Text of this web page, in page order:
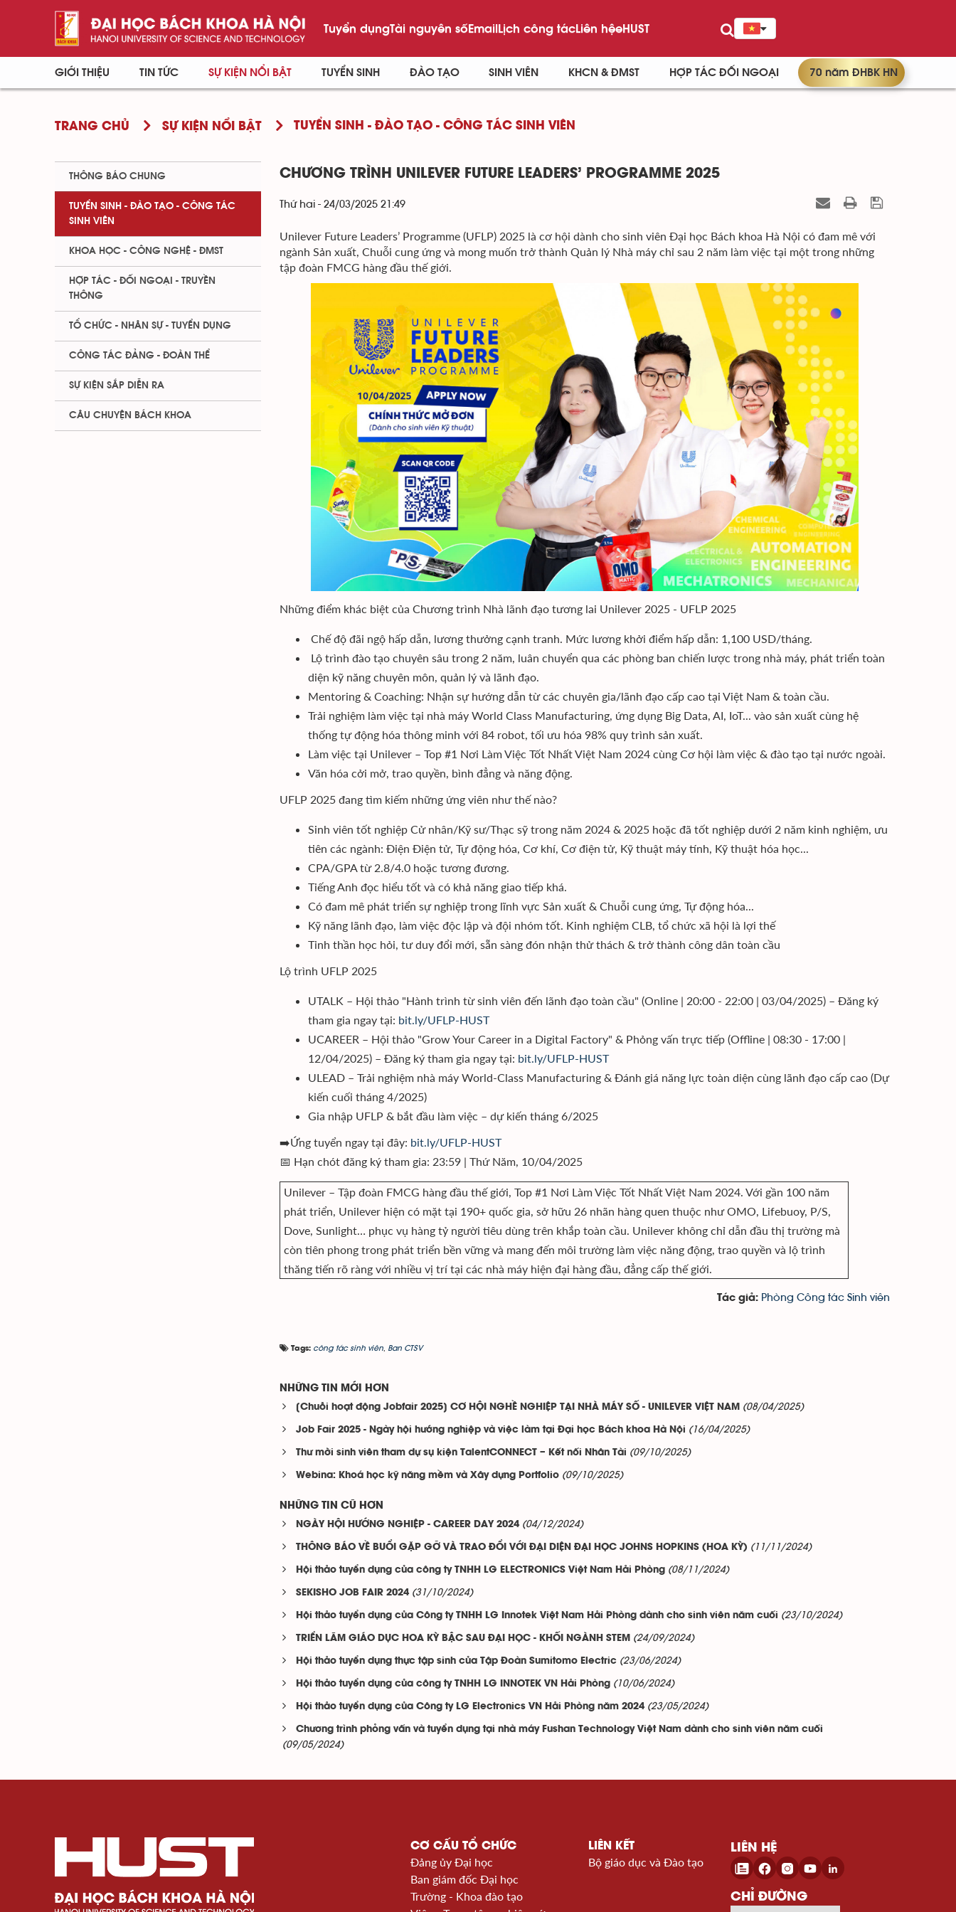
Tuyển dụngTài nguyên sốEmailLịch công tácLiên hệeHUST
GIỚI THIỆU TIN TỨC SỰ KIỆN NỔI BẬT TUYỂN SINH ĐÀO TẠO SINH VIÊN KHCN & ĐMST HỢP TÁC ĐỐI NGOẠI 70 năm ĐHBK HN
TRANG CHỦ SỰ KIỆN NỔI BẬT TUYỂN SINH - ĐÀO TẠO - CÔNG TÁC SINH VIÊN
CHƯƠNG TRÌNH UNILEVER FUTURE LEADERS’ PROGRAMME 2025
Thứ hai - 24/03/2025 21:49
Unilever Future Leaders’ Programme (UFLP) 2025 là cơ hội dành cho sinh viên Đại học Bách khoa Hà Nội có đam mê với
ngành Sản xuất, Chuỗi cung ứng và mong muốn trở thành Quản lý Nhà máy chỉ sau 2 năm làm việc tại một trong những
tập đoàn FMCG hàng đầu thế giới.
Những điểm khác biệt của Chương trình Nhà lãnh đạo tương lai Unilever 2025 - UFLP 2025
Chế độ đãi ngộ hấp dẫn, lương thưởng cạnh tranh. Mức lương khởi điểm hấp dẫn: 1,100 USD/tháng.
Lộ trình đào tạo chuyên sâu trong 2 năm, luân chuyển qua các phòng ban chiến lược trong nhà máy, phát triển toàn
diện kỹ năng chuyên môn, quản lý và lãnh đạo.
Mentoring & Coaching: Nhận sự hướng dẫn từ các chuyên gia/lãnh đạo cấp cao tại Việt Nam & toàn cầu.
Trải nghiệm làm việc tại nhà máy World Class Manufacturing, ứng dụng Big Data, AI, IoT... vào sản xuất cùng hệ
thống tự động hóa thông minh với 84 robot, tối ưu hóa 98% quy trình sản xuất.
Làm việc tại Unilever – Top #1 Nơi Làm Việc Tốt Nhất Việt Nam 2024 cùng Cơ hội làm việc & đào tạo tại nước ngoài.
Văn hóa cởi mở, trao quyền, bình đẳng và năng động.
UFLP 2025 đang tìm kiếm những ứng viên như thế nào?
Sinh viên tốt nghiệp Cử nhân/Kỹ sư/Thạc sỹ trong năm 2024 & 2025 hoặc đã tốt nghiệp dưới 2 năm kinh nghiệm, ưu
tiên các ngành: Điện Điện tử, Tự động hóa, Cơ khí, Cơ điện tử, Kỹ thuật máy tính, Kỹ thuật hóa học...
CPA/GPA từ 2.8/4.0 hoặc tương đương.
Tiếng Anh đọc hiểu tốt và có khả năng giao tiếp khá.
Có đam mê phát triển sự nghiệp trong lĩnh vực Sản xuất & Chuỗi cung ứng, Tự động hóa...
Kỹ năng lãnh đạo, làm việc độc lập và đội nhóm tốt. Kinh nghiệm CLB, tổ chức xã hội là lợi thế
Tinh thần học hỏi, tư duy đổi mới, sẵn sàng đón nhận thử thách & trở thành công dân toàn cầu
Lộ trình UFLP 2025
UTALK – Hội thảo "Hành trình từ sinh viên đến lãnh đạo toàn cầu" (Online | 20:00 - 22:00 | 03/04/2025) – Đăng ký
tham gia ngay tại: bit.ly/UFLP-HUST
UCAREER – Hội thảo "Grow Your Career in a Digital Factory" & Phỏng vấn trực tiếp (Offline | 08:30 - 17:00 |
12/04/2025) – Đăng ký tham gia ngay tại: bit.ly/UFLP-HUST
ULEAD – Trải nghiệm nhà máy World-Class Manufacturing & Đánh giá năng lực toàn diện cùng lãnh đạo cấp cao (Dự
kiến cuối tháng 4/2025)
Gia nhập UFLP & bắt đầu làm việc – dự kiến tháng 6/2025
➡️Ứng tuyển ngay tại đây: bit.ly/UFLP-HUST
📅 Hạn chót đăng ký tham gia: 23:59 | Thứ Năm, 10/04/2025
Unilever – Tập đoàn FMCG hàng đầu thế giới, Top #1 Nơi Làm Việc Tốt Nhất Việt Nam 2024. Với gần 100 năm
phát triển, Unilever hiện có mặt tại 190+ quốc gia, sở hữu 26 nhãn hàng quen thuộc như OMO, Lifebuoy, P/S,
Dove, Sunlight… phục vụ hàng tỷ người tiêu dùng trên khắp toàn cầu. Unilever không chỉ dẫn đầu thị trường mà
còn tiên phong trong phát triển bền vững và mang đến môi trường làm việc năng động, trao quyền và lộ trình
thăng tiến rõ ràng với nhiều vị trí tại các nhà máy hiện đại hàng đầu, đẳng cấp thế giới.
Tác giả: Phòng Công tác Sinh viên
Tags: công tác sinh viên, Ban CTSV
NHỮNG TIN MỚI HƠN
[Chuỗi hoạt động Jobfair 2025] CƠ HỘI NGHỀ NGHIỆP TẠI NHÀ MÁY SỐ - UNILEVER VIỆT NAM (08/04/2025)
Job Fair 2025 - Ngày hội hướng nghiệp và việc làm tại Đại học Bách khoa Hà Nội (16/04/2025)
Thư mời sinh viên tham dự sụ kiện TalentCONNECT – Kết nối Nhân Tài (09/10/2025)
Webina: Khoá học kỹ năng mềm và Xây dựng Portfolio (09/10/2025)
NHỮNG TIN CŨ HƠN
NGÀY HỘI HƯỚNG NGHIỆP - CAREER DAY 2024 (04/12/2024)
THÔNG BÁO VỀ BUỔI GẶP GỠ VÀ TRAO ĐỔI VỚI ĐẠI DIỆN ĐẠI HỌC JOHNS HOPKINS (HOA KỲ) (11/11/2024)
Hội thảo tuyển dụng của công ty TNHH LG ELECTRONICS Việt Nam Hải Phòng (08/11/2024)
SEKISHO JOB FAIR 2024 (31/10/2024)
Hội thảo tuyển dụng của Công ty TNHH LG Innotek Việt Nam Hải Phòng dành cho sinh viên năm cuối (23/10/2024)
TRIỂN LÃM GIÁO DỤC HOA KỲ BẬC SAU ĐẠI HỌC - KHỐI NGÀNH STEM (24/09/2024)
Hội thảo tuyển dụng thực tập sinh của Tập Đoàn Sumitomo Electric (23/06/2024)
Hội thảo tuyển dụng của công ty TNHH LG INNOTEK VN Hải Phòng (10/06/2024)
Hội thảo tuyển dụng của Công ty LG Electronics VN Hải Phòng năm 2024 (23/05/2024)
Chương trình phỏng vấn và tuyển dụng tại nhà máy Fushan Technology Việt Nam dành cho sinh viên năm cuối
(09/05/2024)
THÔNG BÁO CHUNG
TUYỂN SINH - ĐÀO TẠO - CÔNG TÁC
SINH VIÊN
KHOA HỌC - CÔNG NGHỆ - ĐMST
HỢP TÁC - ĐỐI NGOẠI - TRUYỀN
THÔNG
TỔ CHỨC - NHÂN SỰ - TUYỂN DỤNG
CÔNG TÁC ĐẢNG - ĐOÀN THỂ
SỰ KIỆN SẮP DIỄN RA
CÂU CHUYỆN BÁCH KHOA
CƠ CẤU TỔ CHỨC
Đảng ủy Đại học
Ban giám đốc Đại học
Trường - Khoa đào tạo
LIÊN KẾT
Bộ giáo dục và Đào tạo
LIÊN HỆ
CHỈ ĐƯỜNG